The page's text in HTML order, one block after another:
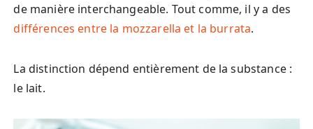
de manière interchangeable. Tout comme, il y a des
différences entre la mozzarella et la burrata.
La distinction dépend entièrement de la substance :
le lait.